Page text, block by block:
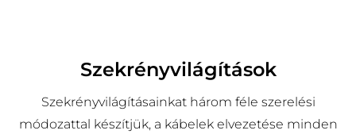
Szekrényvilágítások
Szekrényvilágításainkat három féle szerelési
módozattal készítjük, a kábelek elvezetése minden